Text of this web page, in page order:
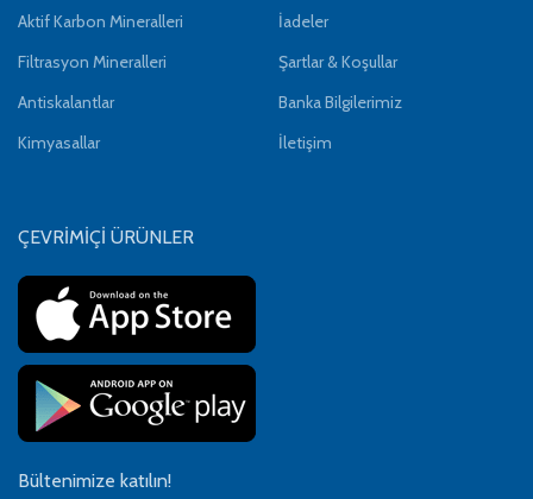
Aktif Karbon Mineralleri
Filtrasyon Mineralleri
Antiskalantlar
Kimyasallar
İadeler
Şartlar & Koşullar
Banka Bilgilerimiz
İletişim
ÇEVRİMİÇİ ÜRÜNLER
Bültenimize katılın!